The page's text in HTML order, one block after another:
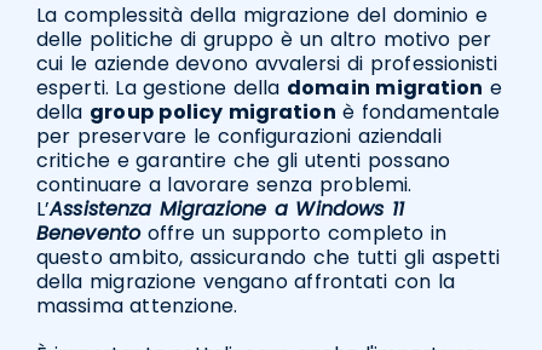
La complessità della migrazione del dominio e
delle politiche di gruppo è un altro motivo per
cui le aziende devono avvalersi di professionisti
esperti. La gestione della domain migration e
della group policy migration è fondamentale
per preservare le configurazioni aziendali
critiche e garantire che gli utenti possano
continuare a lavorare senza problemi.
L’Assistenza Migrazione a Windows 11
Beneventooffre un supporto completo in
questo ambito, assicurando che tutti gli aspetti
della migrazione vengano affrontati con la
massima attenzione.